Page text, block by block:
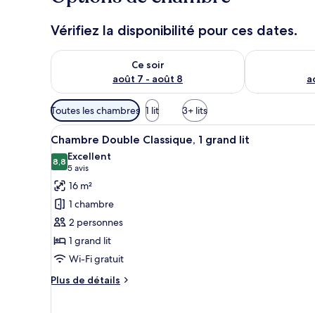
Vérifiez la disponibilité pour ces dates.
Ce soir
août 7 - août 8
Vérifier la disponibilité pour ce soir août 7 - août 8
Vérifier la
Filtres
disponibles
pour
les
chambres
Toutes les chambres 1 lit 3+ lits
Afficher
toutes
les
photos
pour
ce
type
de
chambre :
Chambre
Chambre Double Classique,
9
Chambre Double Classique, 1 grand lit
8,88,8 sur 10
Excellent
5 avis
(5 avis)
16 m²
1 chambre
2 personnes
1 grand lit
Wi-Fi gratuit
Plus de détails
Plus